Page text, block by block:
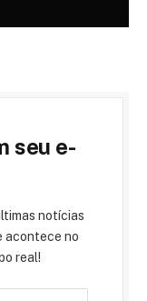
seu e-
notícias
acontece no
real!